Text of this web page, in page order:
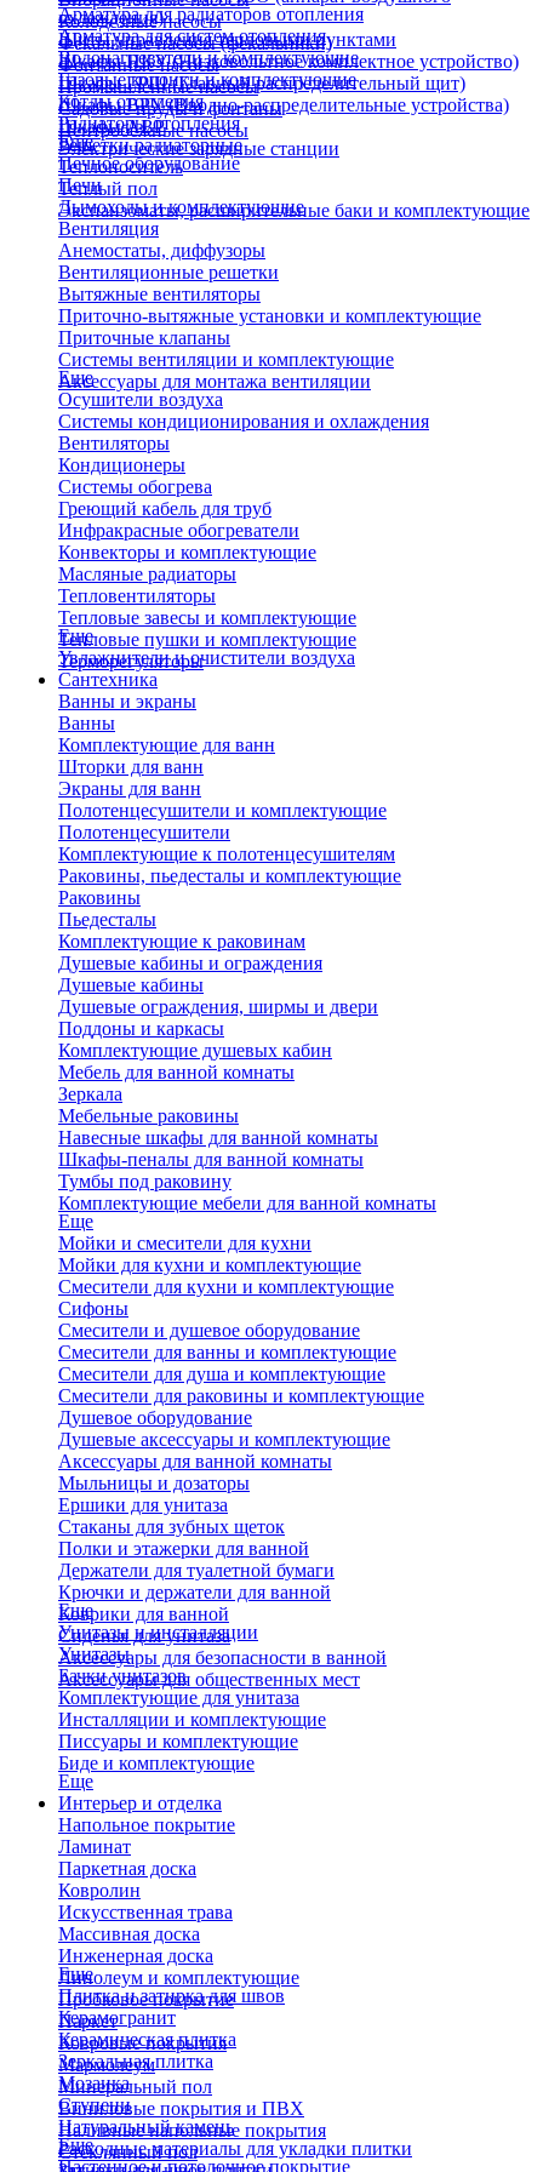
Колодезные насосы
Фекальные насосы (фекальники)
Фонтанные насосы
Промышленные насосы
Садовые пруды и фонтаны
Центробежные насосы
охлаждения)
Щиты управления тепловыми пунктами
Шкафы НКУ (Низковольтное комплектное устройство)
Шкафы ГРЩ (Главный распределительный щит)
Шкафы ВРУ (Вводно-распределительные устройства)
Шкафы АВР
Электрические зарядные станции
Арматура для радиаторов отопления
Арматура для систем отопления
Водонагреватели и комплектующие
Газовые колонки и комплектующие
Котлы отопления
Радиаторы отопления
Решетки радиаторные
Теплоноситель
Теплый пол
Экспанзоматы, расширительные баки и комплектующие
Еще
Печное оборудование
Печи
Дымоходы и комплектующие
Вентиляция
Анемостаты, диффузоры
Вентиляционные решетки
Вытяжные вентиляторы
Приточно-вытяжные установки и комплектующие
Приточные клапаны
Системы вентиляции и комплектующие
Аксессуары для монтажа вентиляции
Еще
Осушители воздуха
Системы кондиционирования и охлаждения
Вентиляторы
Кондиционеры
Системы обогрева
Греющий кабель для труб
Инфракрасные обогреватели
Конвекторы и комплектующие
Масляные радиаторы
Тепловентиляторы
Тепловые завесы и комплектующие
Тепловые пушки и комплектующие
Терморегуляторы
Еще
Увлажнители и очистители воздуха
Сантехника
Ванны и экраны
Ванны
Комплектующие для ванн
Шторки для ванн
Экраны для ванн
Полотенцесушители и комплектующие
Полотенцесушители
Комплектующие к полотенцесушителям
Раковины, пьедесталы и комплектующие
Раковины
Пьедесталы
Комплектующие к раковинам
Душевые кабины и ограждения
Душевые кабины
Душевые ограждения, ширмы и двери
Поддоны и каркасы
Комплектующие душевых кабин
Мебель для ванной комнаты
Зеркала
Мебельные раковины
Навесные шкафы для ванной комнаты
Шкафы-пеналы для ванной комнаты
Тумбы под раковину
Комплектующие мебели для ванной комнаты
Еще
Мойки и смесители для кухни
Мойки для кухни и комплектующие
Смесители для кухни и комплектующие
Сифоны
Смесители и душевое оборудование
Смесители для ванны и комплектующие
Смесители для душа и комплектующие
Смесители для раковины и комплектующие
Душевое оборудование
Душевые аксессуары и комплектующие
Аксессуары для ванной комнаты
Мыльницы и дозаторы
Ершики для унитаза
Стаканы для зубных щеток
Полки и этажерки для ванной
Держатели для туалетной бумаги
Крючки и держатели для ванной
Коврики для ванной
Сиденья для унитаза
Аксессуары для безопасности в ванной
Аксессуары для общественных мест
Еще
Унитазы и инсталляции
Унитазы
Бачки унитазов
Комплектующие для унитаза
Инсталляции и комплектующие
Писсуары и комплектующие
Биде и комплектующие
Еще
Интерьер и отделка
Напольное покрытие
Ламинат
Паркетная доска
Ковролин
Искусственная трава
Массивная доска
Инженерная доска
Линолеум и комплектующие
Пробковое покрытие
Паркет
Ковровые покрытия
Мармолеум
Минеральный пол
Виниловые покрытия и ПВХ
Наливные напольные покрытия
Стеклянный пол
Еще
Плитка и затирка для швов
Керамогранит
Керамическая плитка
Зеркальная плитка
Мозаика
Ступени
Натуральный камень
Расходные материалы для укладки плитки
Еще
Настенное и потолочное покрытие